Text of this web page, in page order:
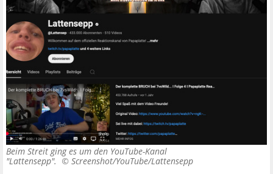
Beim Streit ging es um den YouTube-Kanal
"Lattensepp". © Screenshot/YouTube/Lattensepp